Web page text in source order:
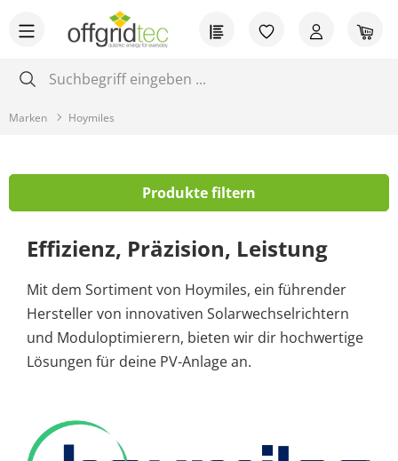
Zum Hauptinhalt springen Du hast 0
Marken Hoymiles
Produkte filtern
Effizienz, Präzision, Leistung
Mit dem Sortiment von Hoymiles, ein führender
Hersteller von innovativen Solarwechselrichtern
und Moduloptimierern, bieten wir dir hochwertige
Lösungen für deine PV-Anlage an.